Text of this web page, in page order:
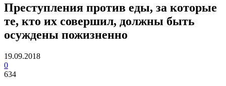
Преступления против еды, за которые
те, кто их совершил, должны быть
осуждены пожизненно
19.09.2018
0
634